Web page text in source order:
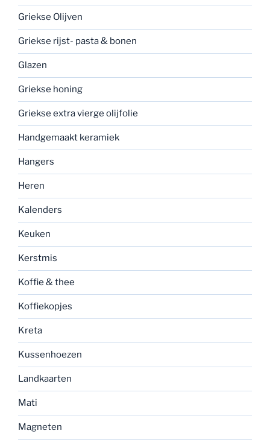
Griekse Olijven
Griekse rijst- pasta & bonen
Glazen
Griekse honing
Griekse extra vierge olijfolie
Handgemaakt keramiek
Hangers
Heren
Kalenders
Keuken
Kerstmis
Koffie & thee
Koffiekopjes
Kreta
Kussenhoezen
Landkaarten
Mati
Magneten